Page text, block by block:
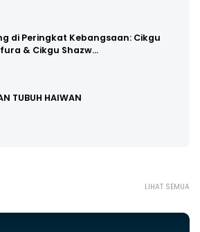
di Peringkat Kebangsaan: Cikgu
& Cikgu Shazw…
TUBUH HAIWAN
LIHAT SEMUA